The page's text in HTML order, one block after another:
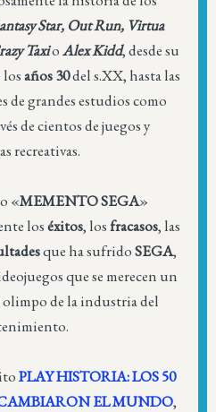
Star, Out Run, Virtua
TaxioAlex Kidd, desde su
años 30del s.XX, hasta las
de grandes estudios como
de cientos de juegos y
recreativas.
«MEMENTO SEGA»
loséxitos, losfracasos, las
que ha sufridoSEGA,
que se merecen un
olimpo de la industria del
PLAY HISTORIA: LOS 50
EL MUNDO,